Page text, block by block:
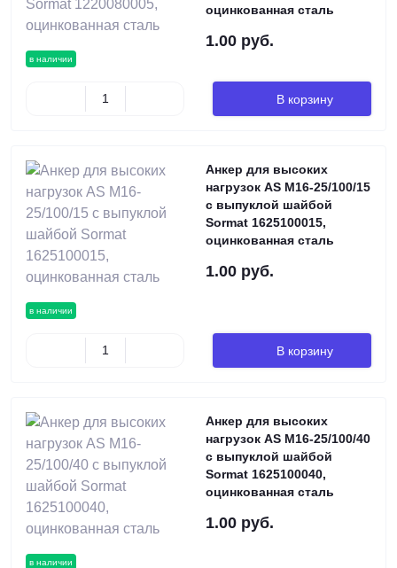
в наличии
оцинкованная сталь
1.00 руб.
В корзину
в наличии
Анкер для высоких
нагрузок AS М16-25/100/15
с выпуклой шайбой
Sormat 1625100015,
оцинкованная сталь
1.00 руб.
В корзину
в наличии
Анкер для высоких
нагрузок AS М16-25/100/40
с выпуклой шайбой
Sormat 1625100040,
оцинкованная сталь
1.00 руб.